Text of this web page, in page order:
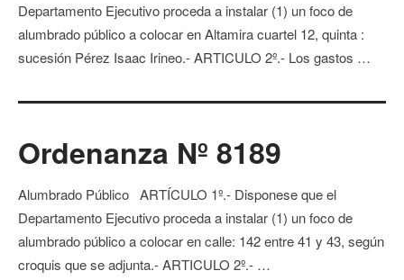
Departamento Ejecutivo proceda a instalar (1) un foco de
alumbrado público a colocar en Altamira cuartel 12, quinta :
sucesión Pérez Isaac Irineo.- ARTICULO 2º.- Los gastos …
Ordenanza Nº 8189
Alumbrado Público ARTÍCULO 1º.- Disponese que el
Departamento Ejecutivo proceda a instalar (1) un foco de
alumbrado público a colocar en calle: 142 entre 41 y 43, según
croquis que se adjunta.- ARTICULO 2º.- …